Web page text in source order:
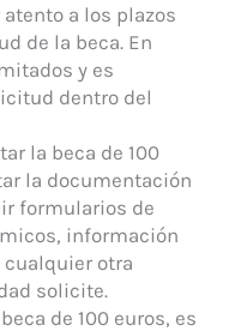
a los plazos
de la beca. En
y es
dentro del
la beca de 100
la documentación
formularios de
información
otra
solicite.
de 100 euros, es